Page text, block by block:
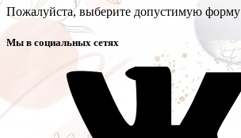
Пожалуйста, выберите допустимую форму
Мы в социальных сетях